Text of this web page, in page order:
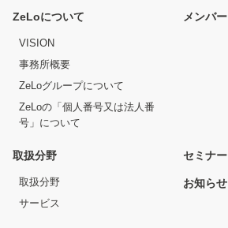
ZeLoについて
VISION
事務所概要
ZeLoグループについて
ZeLoの「個人番号又は法人番
号」について
メンバー
取扱分野
取扱分野
サービス
セミナー
お知らせ